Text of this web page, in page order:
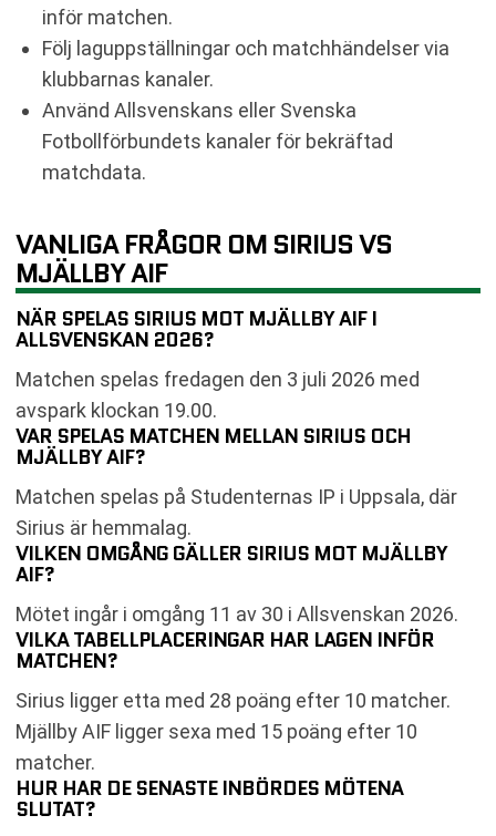
inför matchen.
Följ laguppställningar och matchhändelser via
klubbarnas kanaler.
Använd Allsvenskans eller Svenska
Fotbollförbundets kanaler för bekräftad
matchdata.
VANLIGA FRÅGOR OM SIRIUS VS
MJÄLLBY AIF
NÄR SPELAS SIRIUS MOT MJÄLLBY AIF I
ALLSVENSKAN 2026?
Matchen spelas fredagen den 3 juli 2026 med
avspark klockan 19.00.
VAR SPELAS MATCHEN MELLAN SIRIUS OCH
MJÄLLBY AIF?
Matchen spelas på Studenternas IP i Uppsala, där
Sirius är hemmalag.
VILKEN OMGÅNG GÄLLER SIRIUS MOT MJÄLLBY
AIF?
Mötet ingår i omgång 11 av 30 i Allsvenskan 2026.
VILKA TABELLPLACERINGAR HAR LAGEN INFÖR
MATCHEN?
Sirius ligger etta med 28 poäng efter 10 matcher.
Mjällby AIF ligger sexa med 15 poäng efter 10
matcher.
HUR HAR DE SENASTE INBÖRDES MÖTENA
SLUTAT?